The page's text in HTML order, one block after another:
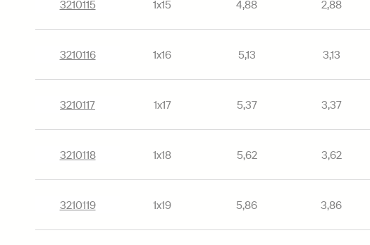
3210115 1х15 4,88 2,88
3210116 1х16 5,13 3,13
3210117 1х17 5,37 3,37
3210118 1х18 5,62 3,62
3210119 1х19 5,86 3,86